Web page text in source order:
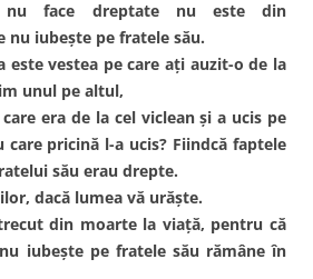
nu face dreptate nu este din
nu iubeşte pe fratele său.
este vestea pe care aţi auzit-o de la
unul pe altul,
era de la cel viclean şi a ucis pe
pricină l-a ucis? Fiindcă faptele
său erau drepte.
dacă lumea vă urăşte.
din moarte la viaţă, pentru că
iubeşte pe fratele său rămâne în